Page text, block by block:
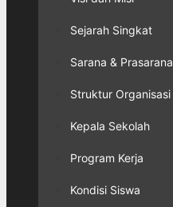
Sejarah Singkat
Sarana & Prasarana
Struktur Organisasi
Kepala Sekolah
Program Kerja
Kondisi Siswa